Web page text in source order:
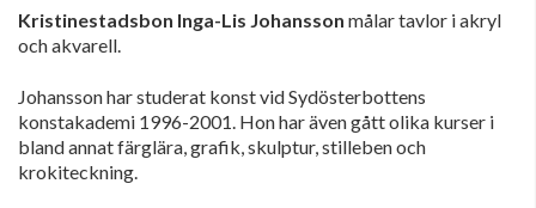
Kristinestadsbon Inga-Lis Johansson målar tavlor i akryl
och akvarell.
Johansson har studerat konst vid Sydösterbottens
konstakademi 1996-2001. Hon har även gått olika kurser i
bland annat färglära, grafik, skulptur, stilleben och
krokiteckning.